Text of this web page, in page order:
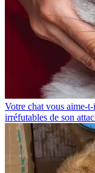
Votre chat vous aime-
irréfutables de son